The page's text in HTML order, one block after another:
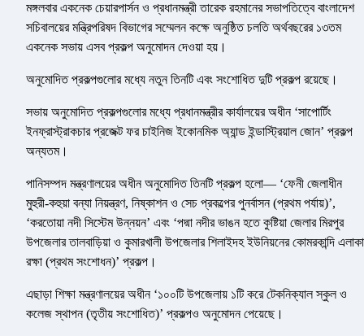
মঙ্গলবার একনেক চেয়ারপার্সন ও প্রধানমন্ত্রী তারেক রহমানের সভাপতিত্বে বাংলাদেশ
সচিবালয়ের মন্ত্রিপরিষদ বিভাগের সম্মেলন কক্ষে অনুষ্ঠিত চলতি অর্থবছরের ১৩তম
একনেক সভায় এসব প্রকল্প অনুমোদন দেওয়া হয়।
অনুমোদিত প্রকল্পগুলোর মধ্যে নতুন তিনটি এবং সংশোধিত দুটি প্রকল্প রয়েছে।
সভায় অনুমোদিত প্রকল্পগুলোর মধ্যে প্রধানমন্ত্রীর কার্যালয়ের অধীন ‘সাপোর্টিং
ইনফ্রাস্ট্রাকচার প্রজেক্ট ফর চাইনিজ ইকোনমিক অ্যান্ড ইন্ডাস্ট্রিয়াল জোন’ প্রকল্প
অন্যতম।
পানিসম্পদ মন্ত্রণালয়ের অধীন অনুমোদিত তিনটি প্রকল্প হলো— ‘ফেনী জেলাধীন
মুহুরী-কহুয়া বন্যা নিয়ন্ত্রণ, নিষ্কাশন ও সেচ প্রকল্পের পুনর্বাসন (প্রথম পর্যায়)’,
‘করতোয়া নদী সিস্টেম উন্নয়ন’ এবং ‘পদ্মা নদীর ভাঙন হতে কুষ্টিয়া জেলার মিরপুর
উপজেলার তালবাড়িয়া ও কুমারখালী উপজেলার শিলাইদহ ইউনিয়নের কোমরকান্দি এলাকা
রক্ষা (প্রথম সংশোধন)’ প্রকল্প।
এছাড়া শিক্ষা মন্ত্রণালয়ের অধীন ‘১০০টি উপজেলায় ১টি করে টেকনিক্যাল স্কুল ও
কলেজ স্থাপন (তৃতীয় সংশোধিত)’ প্রকল্পও অনুমোদন পেয়েছে।